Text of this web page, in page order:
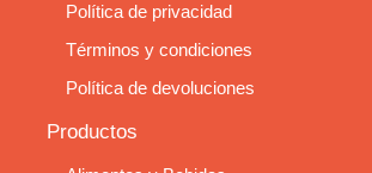
Política de privacidad
Términos y condiciones
Política de devoluciones
Productos